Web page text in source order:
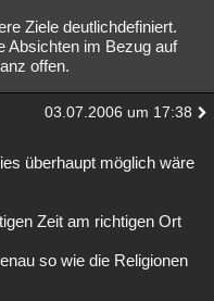
Ziele deutlichdefiniert.
Absichten im Bezug auf
offen.
03.07.2006 um 17:38
überhaupt möglich wäre
Zeit am richtigen Ort
so wie die Religionen